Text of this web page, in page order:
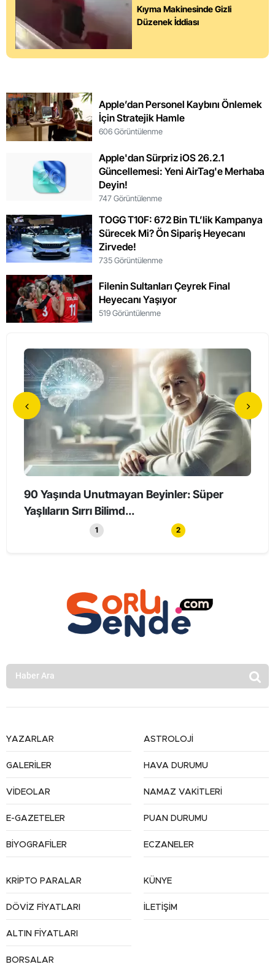
Kıyma Makinesinde Gizli
Düzenek İddiası
Apple’dan Personel Kaybını Önlemek
İçin Stratejik Hamle
606 Görüntülenme
Apple'dan Sürpriz iOS 26.2.1
Güncellemesi: Yeni AirTag'e Merhaba
Deyin!
747 Görüntülenme
TOGG T10F: 672 Bin TL’lik Kampanya
Sürecek Mi? Ön Sipariş Heyecanı
Zirvede!
735 Görüntülenme
Filenin Sultanları Çeyrek Final
Heyecanı Yaşıyor
519 Görüntülenme
90 Yaşında Unutmayan Beyinler: Süper
Yaşlıların Sırrı Bilimd...
1 2
YAZARLAR
GALERİLER
VİDEOLAR
E-GAZETELER
BİYOGRAFİLER
ASTROLOJİ
HAVA DURUMU
NAMAZ VAKİTLERİ
PUAN DURUMU
ECZANELER
KRİPTO PARALAR
DÖVİZ FİYATLARI
ALTIN FİYATLARI
BORSALAR
KÜNYE
İLETİŞİM